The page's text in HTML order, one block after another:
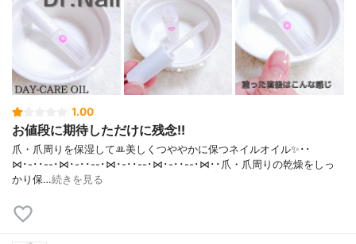
1.00
お値段に期待しただけに残念!!
爪・爪周りを保湿してꔛ‬美しくつややかに保つネイルオイル✨･･
⋈･-･･--･⋈･-･･--･⋈･-･･--･⋈･-･･--･⋈･･爪・爪周りの乾燥をしっ
かり保…続きを見る